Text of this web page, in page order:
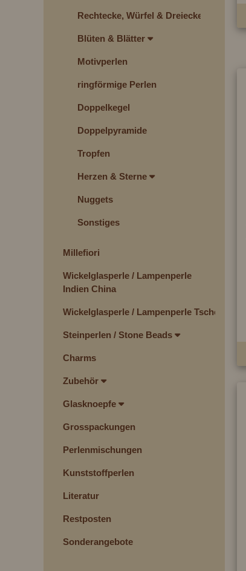
Rechtecke, Würfel & Dreiecke
Blüten & Blätter
Motivperlen
ringförmige Perlen
Doppelkegel
Doppelpyramide
Tropfen
Herzen & Sterne
Nuggets
Sonstiges
Millefiori
Wickelglasperle / Lampenperle
Indien China
Wickelglasperle / Lampenperle Tschechien
Steinperlen / Stone Beads
Charms
Zubehör
Glasknoepfe
Grosspackungen
Perlenmischungen
Kunststoffperlen
Literatur
Restposten
Sonderangebote